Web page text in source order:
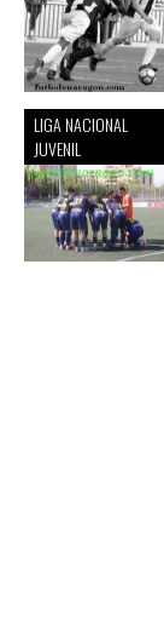
LIGA NACIONAL
JUVENIL